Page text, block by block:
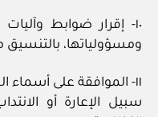
١٠- إقرار ضوابط
ومسؤولياتها،
١١- الموافقة على
سبيل الإعارة أو